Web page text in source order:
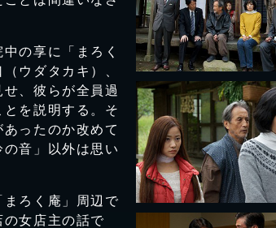
の享に「まろく
ウダタカキ）、
、彼らが全員過
を説明する。そ
ったのか改めて
音」以外は思い
ろく庵」周辺で
の女店主の話で